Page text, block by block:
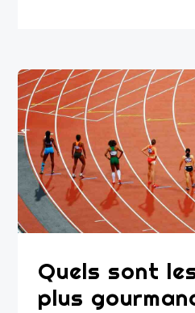
Quels sont
plus